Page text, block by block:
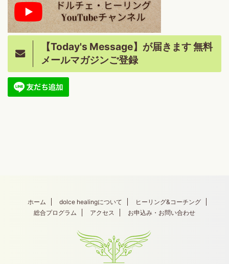
【Today's Message】が届きます 無料
メールマガジンご登録
ホーム dolce healingについて
ヒーリング&コーチング
総合プログラム
アクセス お申込み・お問い合わせ